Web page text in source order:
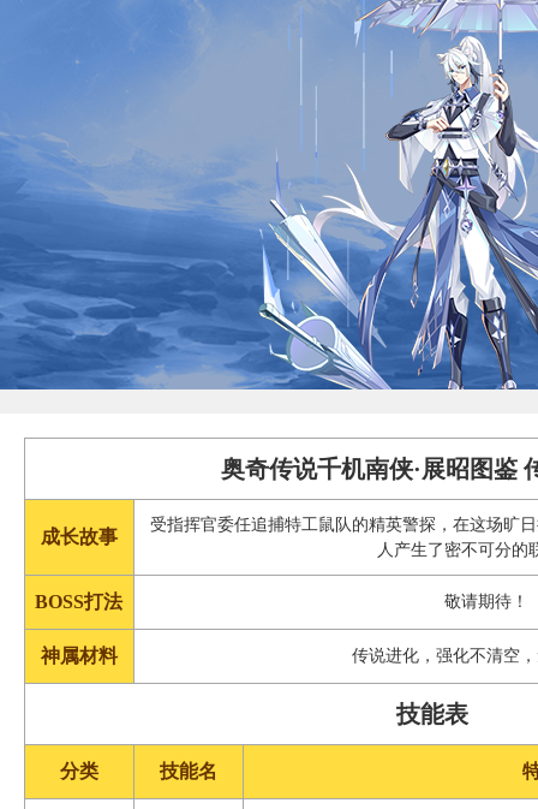
奥奇传说千机南侠·展昭图鉴
成长故事
受指挥官委任追捕特工鼠队的精英警探，在这场旷
人产生了密不可分
BOSS打法 敬请期待！
神属材料 传说进化，强化不清空
技能表
分类 技能名